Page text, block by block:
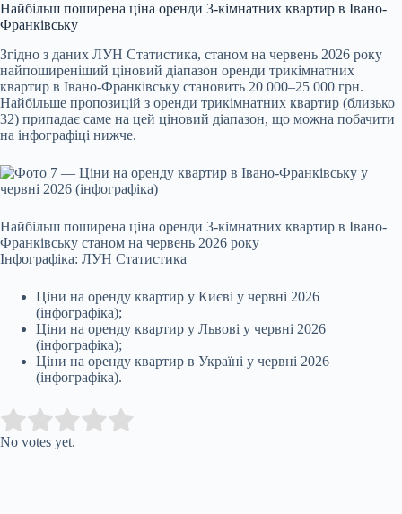
Найбільш поширена ціна оренди 3-кімнатних квартир в Івано-
Франківську
Згідно з даних ЛУН Статистика, станом на червень 2026 року
найпоширеніший ціновий діапазон оренди трикімнатних
квартир в Івано-Франківську становить 20 000–25 000 грн.
Найбільше пропозицій з оренди трикімнатних квартир (близько
32) припадає саме на цей ціновий діапазон, що можна побачити
на інфографіці нижче.
Найбільш поширена ціна оренди 3-кімнатних квартир в Івано-
Франківську станом на червень 2026 року
Інфографіка: ЛУН Статистика
Ціни на оренду квартир у Києві у червні 2026
(інфографіка);
Ціни на оренду квартир у Львові у червні 2026
(інфографіка);
Ціни на оренду квартир в Україні у червні 2026
(інфографіка).
Rate this item:
No votes yet.